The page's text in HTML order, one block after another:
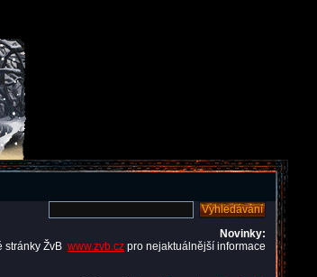
Novinky:
stránky ŽvB www.zvb.cz pro nejaktuálnější informace